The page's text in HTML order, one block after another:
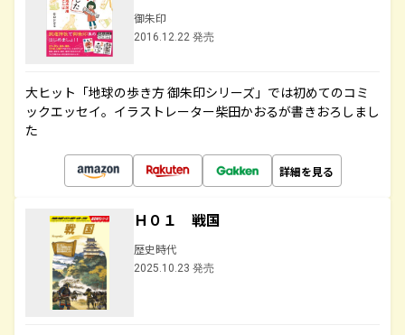
御朱印
2016.12.22 発売
大ヒット「地球の歩き方 御朱印シリーズ」では初めてのコミ
ックエッセイ。イラストレーター柴田かおるが書きおろしまし
た
詳細を見る
Ｈ０１ 戦国
歴史時代
2025.10.23 発売